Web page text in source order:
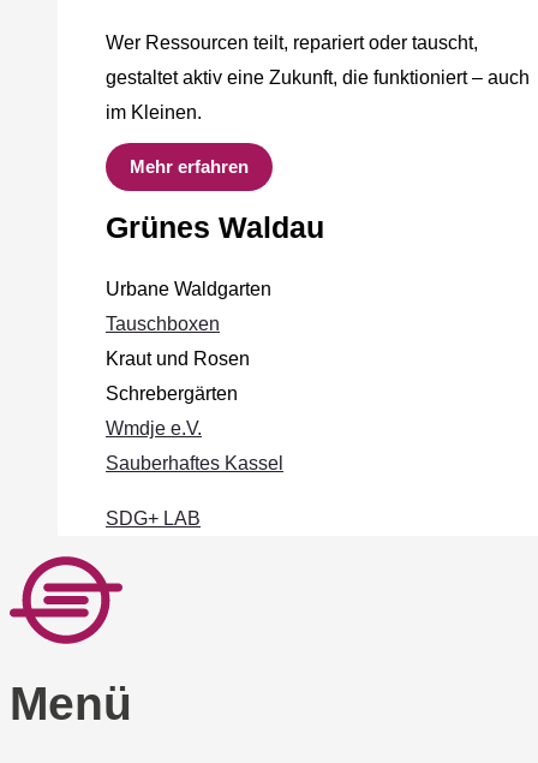
Wer Ressourcen teilt, repariert oder tauscht,
gestaltet aktiv eine Zukunft, die funktioniert – auch
im Kleinen.
Mehr erfahren
Grünes Waldau
Urbane Waldgarten
Tauschboxen
Kraut und Rosen
Schrebergärten
Wmdje e.V.
Sauberhaftes Kassel
SDG+ LAB
Menü